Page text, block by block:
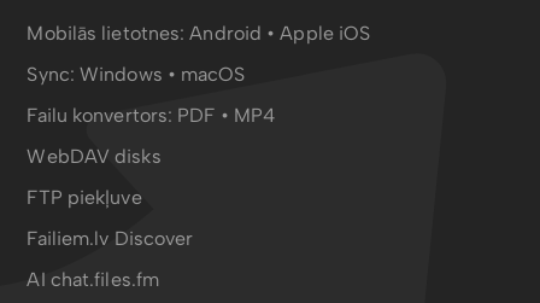
Mobilās lietotnes:Android •Apple iOS
Sync:Windows • macOS
Failu konvertors: PDF • MP4
WebDAV disks
FTP piekļuve
Failiem.lv Discover
AI chat.files.fm